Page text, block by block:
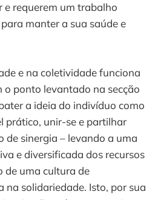
e requerem um trabalho
manter a sua saúde e
e na coletividade funciona
o ponto levantado na secção
a ideia do indivíduo como
prático, unir-se e partilhar
de sinergia – levando a uma
e diversificada dos recursos
de uma cultura de
na solidariedade. Isto, por sua